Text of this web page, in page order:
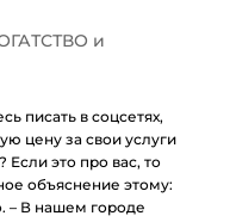
и
писать в соцсетях,
цену за свои услуги
Если это про вас, то
объяснение этому:
– В нашем городе